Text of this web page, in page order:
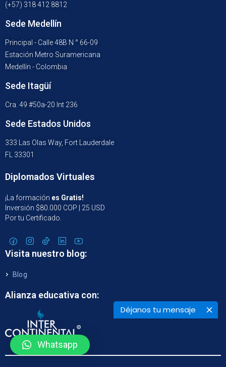
Déjanos tu mensaje
(+57) 318 412 8812
Sede Medellín
Principal - Calle 48B N ° 66-09
Estación Metro Suramericana
Medellín - Colombia
Sede Itagüí
Cra. 49 #50a-20 Int 236
Sede Estados Unidos
333 Las Olas Way, Fort Lauderdale
FL 33301
Diplomados Virtuales
¡La formación es Gratis!
Inversión $80.000 COP | 25 USD
Por tu Certificado.
Visita nuestro blog:
Blog
Alianza educativa con:
Whatsapp